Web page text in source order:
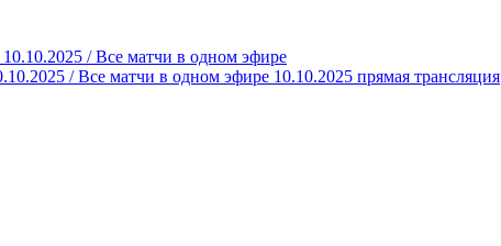
/ Все матчи в одном эфире 10.10.2025 прямая трансляция